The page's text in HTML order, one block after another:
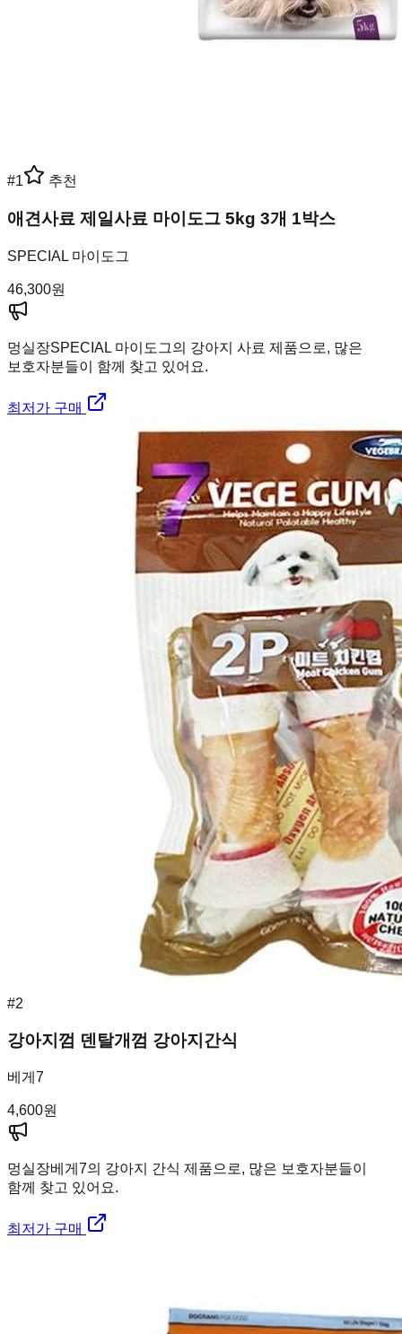
#1 추천
애견사료 제일사료 마이도그 5kg 3개 1박스
SPECIAL 마이도그
46,300원
멍실장SPECIAL 마이도그의 강아지 사료 제품으로, 많은
보호자분들이 함께 찾고 있어요.
최저가 구매
#2
강아지껌 덴탈개껌 강아지간식
베게7
4,600원
멍실장베게7의 강아지 간식 제품으로, 많은 보호자분들이
함께 찾고 있어요.
최저가 구매